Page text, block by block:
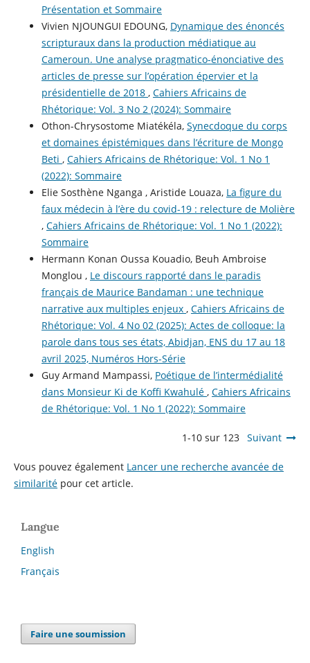
Présentation et Sommaire
Vivien NJOUNGUI EDOUNG, Dynamique des énoncés
scripturaux dans la production médiatique au
Cameroun. Une analyse pragmatico-énonciative des
articles de presse sur l’opération épervier et la
présidentielle de 2018 , Cahiers Africains de
Rhétorique: Vol. 3 No 2 (2024): Sommaire
Othon-Chrysostome Miatékéla, Synecdoque du corps
et domaines épistémiques dans l’écriture de Mongo
Beti , Cahiers Africains de Rhétorique: Vol. 1 No 1
(2022): Sommaire
Elie Sosthène Nganga , Aristide Louaza, La figure du
faux médecin à l’ère du covid-19 : relecture de Molière
, Cahiers Africains de Rhétorique: Vol. 1 No 1 (2022):
Sommaire
Hermann Konan Oussa Kouadio, Beuh Ambroise
Monglou , Le discours rapporté dans le paradis
français de Maurice Bandaman : une technique
narrative aux multiples enjeux , Cahiers Africains de
Rhétorique: Vol. 4 No 02 (2025): Actes de colloque: la
parole dans tous ses états, Abidjan, ENS du 17 au 18
avril 2025, Numéros Hors-Série
Guy Armand Mampassi, Poétique de l’intermédialité
dans Monsieur Ki de Koffi Kwahulé , Cahiers Africains
de Rhétorique: Vol. 1 No 1 (2022): Sommaire
1-10 sur 123 Suivant
Vous pouvez également Lancer une recherche avancée de
similaritépour cet article.
Langue
English
Français
Faire une soumission